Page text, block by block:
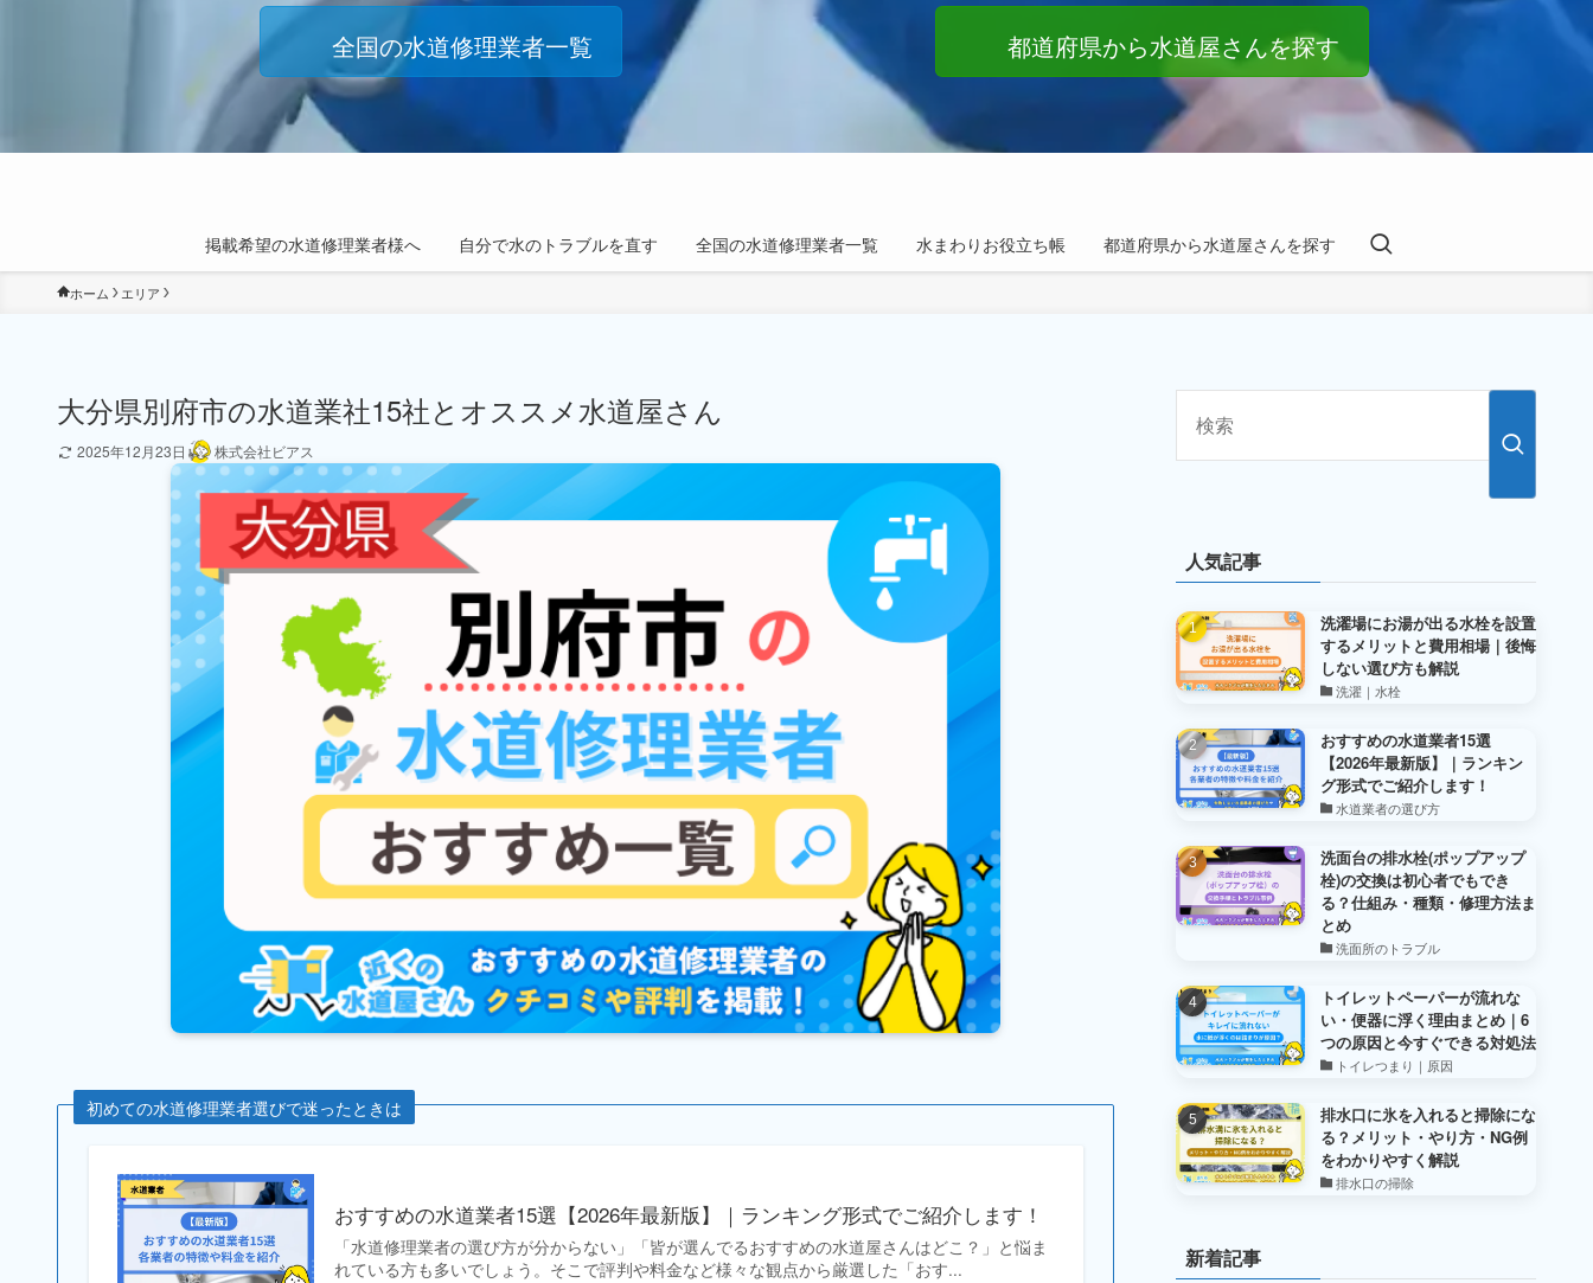
掲載希望の水道修理業者様へ 自分で水のトラブルを直す 全国の水道修理業者一覧 水まわりお役立ち帳 都道府県から水道屋さんを探す
全国の水道修理業者一覧 都道府県から水道屋さんを探す
ホーム エリア
大分県別府市の水道業社15社とオススメ水道屋さん
2025年12月23日 株式会社ビアス
初めての水道修理業者選びで迷ったときは
おすすめの水道業者15選【2026年最新版】｜ランキング形式でご紹介します！
「水道修理業者の選び方が分からない」「皆が選んでるおすすめの水道屋さんはどこ？」と悩ま
れている方も多いでしょう。そこで評判や料金など様々な観点から厳選した「おす...
人気記事
洗濯場にお湯が出る水栓を設置
するメリットと費用相場｜後悔
しない選び方も解説
洗濯｜水栓
おすすめの水道業者15選
【2026年最新版】｜ランキン
グ形式でご紹介します！
水道業者の選び方
洗面台の排水栓(ポップアップ
栓)の交換は初心者でもでき
る？仕組み・種類・修理方法ま
とめ
洗面所のトラブル
トイレットペーパーが流れな
い・便器に浮く理由まとめ｜6
つの原因と今すぐできる対処法
トイレつまり｜原因
排水口に氷を入れると掃除にな
る？メリット・やり方・NG例
をわかりやすく解説
排水口の掃除
新着記事